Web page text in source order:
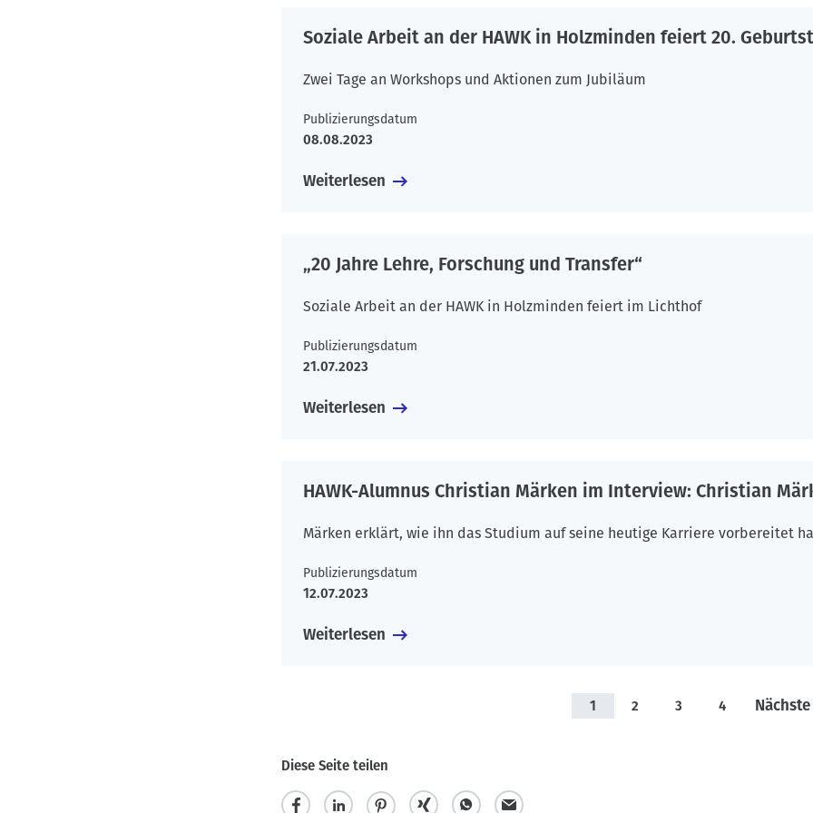
Soziale Arbeit an der HAWK in Holzminden feiert 20.
Zwei Tage an Workshops und Aktionen zum Jubiläum
Publizierungsdatum
08.08.2023
Weiterlesen
„20 Jahre Lehre, Forschung und Transfer“
Soziale Arbeit an der HAWK in Holzminden feiert im Lichthof
Publizierungsdatum
21.07.2023
Weiterlesen
HAWK-Alumnus Christian Märken im Interview: Christian
Märken erklärt, wie ihn das Studium auf seine heutige Karriere vorbereitet
Publizierungsdatum
12.07.2023
Weiterlesen
t
n
1 2 3 4
Diese Seite teilen